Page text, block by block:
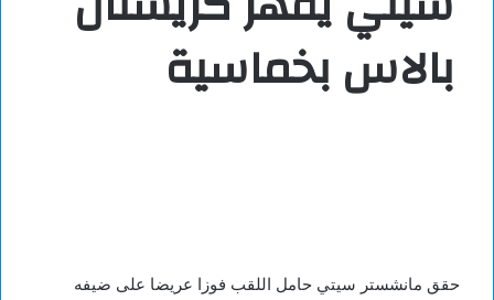
بالاس بخماسية
حقق مانشستر سيتي حامل اللقب فوزا عريضا على ضيفه